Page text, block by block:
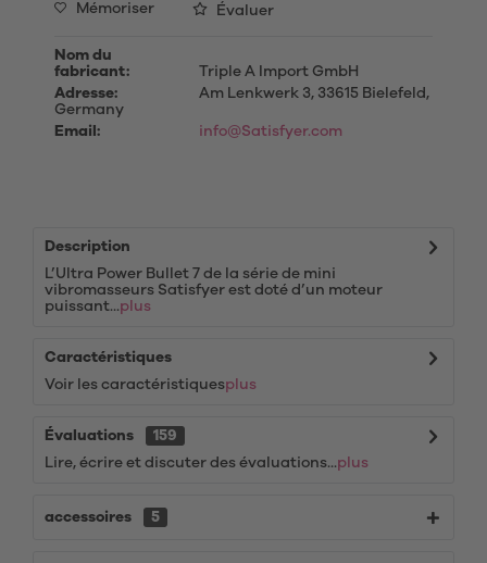
Mémoriser Évaluer
Nom du
fabricant:
Triple A Import GmbH
Adresse:
Am Lenkwerk 3, 33615 Bielefeld,
Germany
Email:
info@Satisfyer.com
Description
L’Ultra Power Bullet 7 de la série de mini
vibromasseurs Satisfyer est doté d’un moteur
puissant...plus
Caractéristiques
Voir les caractéristiquesplus
Évaluations
159
Lire, écrire et discuter des évaluations...plus
accessoires 5